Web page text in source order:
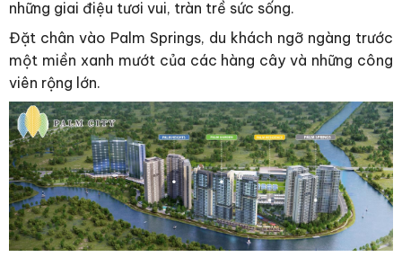
những giai điệu tươi vui, tràn trề sức sống.
Đặt chân vào Palm Springs, du khách ngỡ ngàng trước
một miền xanh mướt của các hàng cây và những công
viên rộng lớn.